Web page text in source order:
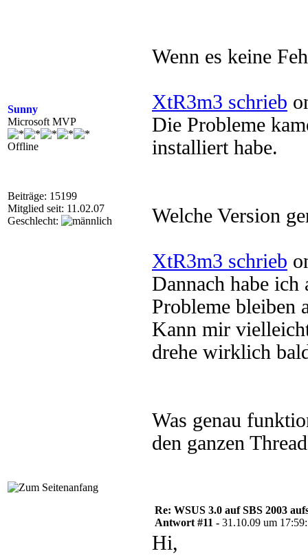
Sunny
Microsoft MVP
Offline
Beiträge: 15199
Mitglied seit: 11.02.07
Geschlecht:
Wenn es keine
XtR3m3 schrieb
Die Probleme
installiert habe.
Welche Version
XtR3m3 schrieb
Dannach habe
Probleme bleiben
Kann mir
drehe wirklich
Was genau
den ganzen
Re: WSUS 3.0 auf SBS 2003
Antwort #11 - 31.10.09 um
Hi,